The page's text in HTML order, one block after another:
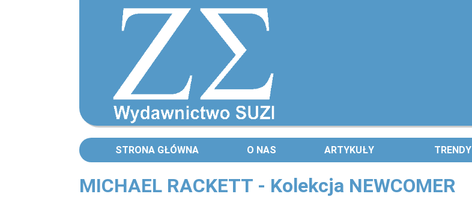
STRONA GŁÓWNA O NAS ARTYKUŁY TRENDY
MICHAEL RACKETT - Kolekcja NEWCOMER